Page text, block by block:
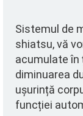
Sistemul de
shiatsu, vă
acumulate în
diminuarea
ușurință
funcției